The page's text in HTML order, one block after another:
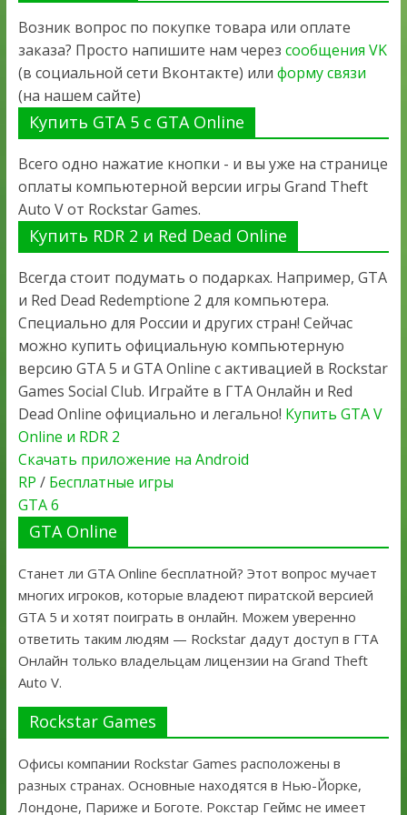
Возник вопрос по покупке товара или оплате
заказа? Просто напишите нам через сообщения VK
(в социальной сети Вконтакте) или форму связи
(на нашем сайте)
Купить GTA 5 с GTA Online
Всего одно нажатие кнопки - и вы уже на странице
оплаты компьютерной версии игры Grand Theft
Auto V от Rockstar Games.
Купить RDR 2 и Red Dead Online
Всегда стоит подумать о подарках. Например, GTA
и Red Dead Redemptione 2 для компьютера.
Специально для России и других стран! Сейчас
можно купить официальную компьютерную
версию GTA 5 и GTA Online с активацией в Rockstar
Games Social Club. Играйте в ГТА Онлайн и Red
Dead Online официально и легально! Купить GTA V
Online и RDR 2
Скачать приложение на Android
RP / Бесплатные игры
GTA 6
GTA Online
Станет ли GTA Online бесплатной? Этот вопрос мучает
многих игроков, которые владеют пиратской версией
GTA 5 и хотят поиграть в онлайн. Можем уверенно
ответить таким людям — Rockstar дадут доступ в ГТА
Онлайн только владельцам лицензии на Grand Theft
Auto V.
Rockstar Games
Офисы компании Rockstar Games расположены в
разных странах. Основные находятся в Нью-Йорке,
Лондоне, Париже и Боготе. Рокстар Геймс не имеет